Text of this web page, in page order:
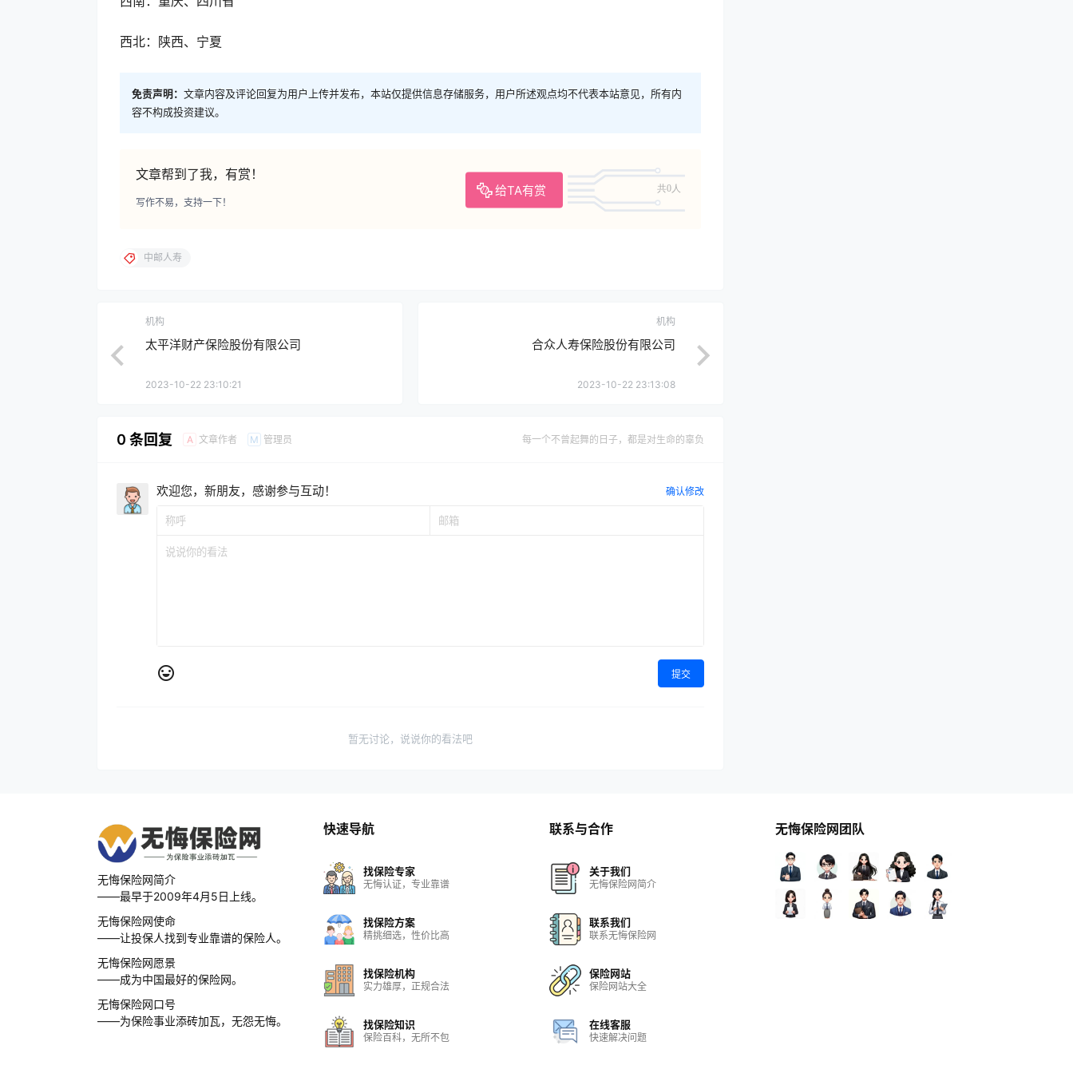
西北：陕西、宁夏
免责声明： 文章内容及评论回复为用户上传并发布，本站仅提供信息存储服务，用户所述观点均不代表本站意见，所有内
容不构成投资建议。
文章帮到了我，有赏！
给TA有赏 共0人
写作不易，支持一下！
中邮人寿
机构
太平洋财产保险股份有限公司
2023-10-22 23:10:21
机构
合众人寿保险股份有限公司
2023-10-22 23:13:08
0 条回复 A 文章作者 M 管理员 每一个不曾起舞的日子，都是对生命的辜负
欢迎您，新朋友，感谢参与互动！ 确认修改
提交
暂无讨论，说说你的看法吧
无悔保险网简介
——最早于2009年4月5日上线。
无悔保险网使命
——让投保人找到专业靠谱的保险人。
无悔保险网愿景
——成为中国最好的保险网。
无悔保险网口号
——为保险事业添砖加瓦，无怨无悔。
快速导航
找保险专家
无悔认证，专业靠谱
找保险方案
精挑细选，性价比高
找保险机构
实力雄厚，正规合法
找保险知识
保险百科，无所不包
联系与合作
关于我们
无悔保险网简介
联系我们
联系无悔保险网
保险网站
保险网站大全
在线客服
快速解决问题
无悔保险网团队